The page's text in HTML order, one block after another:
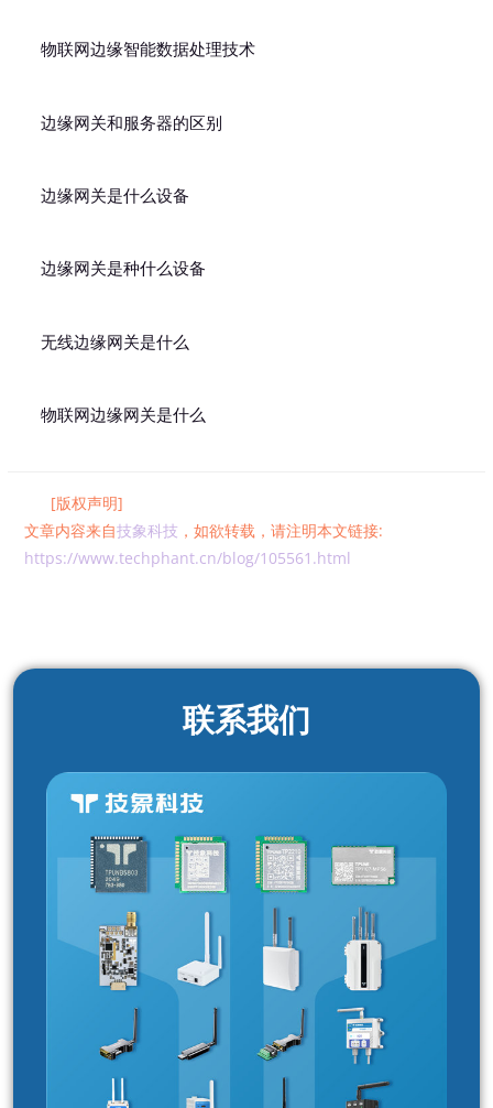
物联网边缘智能数据处理技术
边缘网关和服务器的区别
边缘网关是什么设备
边缘网关是种什么设备
无线边缘网关是什么
物联网边缘网关是什么
[版权声明]
文章内容来自技象科技 ，如欲转载，请注明本文链接:
https://www.techphant.cn/blog/105561.html
联系我们